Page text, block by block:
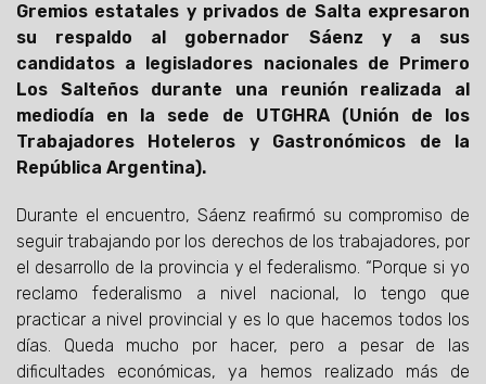
Gremios estatales y privados de Salta expresaron
su respaldo al gobernador Sáenz y a sus
candidatos a legisladores nacionales de Primero
Los Salteños durante una reunión realizada al
mediodía en la sede de UTGHRA (Unión de los
Trabajadores Hoteleros y Gastronómicos de la
República Argentina).
Durante el encuentro, Sáenz reafirmó su compromiso de
seguir trabajando por los derechos de los trabajadores, por
el desarrollo de la provincia y el federalismo. “Porque si yo
reclamo federalismo a nivel nacional, lo tengo que
practicar a nivel provincial y es lo que hacemos todos los
días. Queda mucho por hacer, pero a pesar de las
dificultades económicas, ya hemos realizado más de